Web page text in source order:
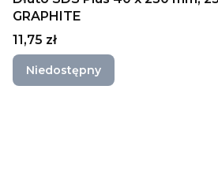
GRAPHITE
Cena
11,75 zł
Niedostępny